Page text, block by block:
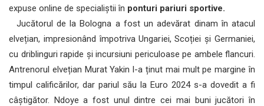
expuse online de specialiștii în ponturi pariuri sportive.
Jucătorul de la Bologna a fost un adevărat dinam în atacul
elvețian, impresionând împotriva Ungariei, Scoției și Germaniei,
cu driblinguri rapide și incursiuni periculoase pe ambele flancuri.
Antrenorul elvețian Murat Yakin l-a ținut mai mult pe margine în
timpul calificărilor, dar pariul său la Euro 2024 s-a dovedit a fi
câștigător. Ndoye a fost unul dintre cei mai buni jucători în